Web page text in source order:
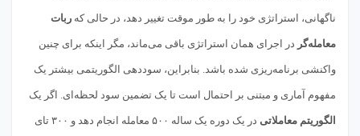
ناگهانی، استراتژی خود را به طور موقت تغییر دهد، در حالی که ربات
معامله‌گر در اجرای همان استراتژی باقی می‌ماند، مگر اینکه برای چنین
واکنشی برنامه‌ریزی شده باشد. بنابراین، سوددهی الگوریتمی بیشتر یک
مفهوم آماری و مبتنی بر احتمال است تا یک تضمین سود لحظه‌ای. اگر یک
الگوریتم معاملاتی در یک دوره یک ساله ۵۰۰ معامله انجام دهد و ۳۰۰ تای